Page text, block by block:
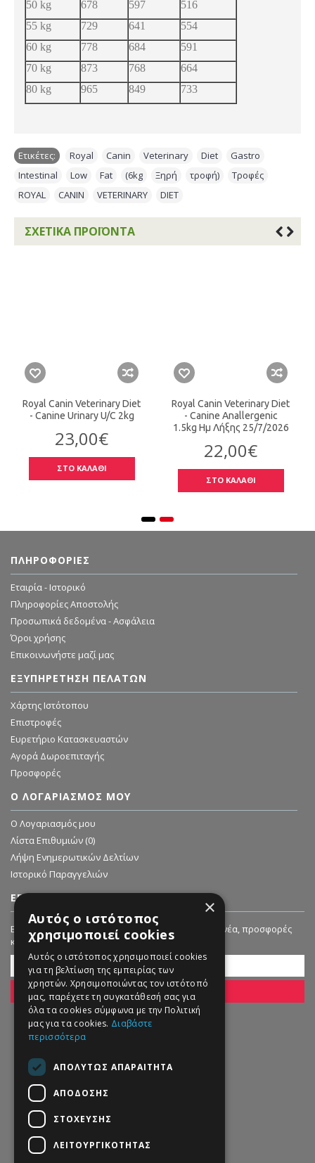
50 kg
678 597
516
55 kg
729 641
554
60 kg
778 684
591
70 kg
873 768
664
80 kg
965 849 733
Ετικέτες: Royal Canin Veterinary Diet Gastro
Intestinal
Low Fat (6kg Ξηρή τροφή) Τροφές
ROYAL
CANIN VETERINARY DIET
ΣΧΕΤΙΚΆ ΠΡΟΪΌΝΤΑ
Royal Canin Veterinary Diet
- Canine Urinary U/C 2kg
23,00€
ΣΤΟ ΚΑΛΑΘΙ
Royal Canin Veterinary Diet
- Canine Anallergenic
1.5kg Ημ Λήξης 25/7/2026
22,00€
ΣΤΟ ΚΑΛΑΘΙ
ΠΛΗΡΟΦΟΡΊΕΣ
Εταιρία - Ιστορικό
Πληροφορίες Αποστολής
Προσωπικά δεδομένα - Ασφάλεια
Όροι χρήσης
Επικοινωνήστε μαζί μας
ΕΞΥΠΗΡΈΤΗΣΗ ΠΕΛΑΤΏΝ
Χάρτης Ιστότοπου
Επιστροφές
Ευρετήριο Κατασκευαστών
Αγορά Δωροεπιταγής
Προσφορές
Ο ΛΟΓΑΡΙΑΣΜΌΣ ΜΟΥ
O Λογαριασμός μου
Λίστα Επιθυμιών (0)
Λήψη Ενημερωτικών Δελτίων
Ιστορικό Παραγγελιών
ΕΓΓΡΑΦΗ ΣΤΟ NEWSLETTER
Εγγραφείτε στο Newsletter μας για να λαμβάνετε νέα, προσφορές
και εκπτώσεις!
ΕΓΓΡΑΦΗ
×
Αυτός ο ιστότοπος
χρησιμοποιεί cookies
Αυτός ο ιστότοπος χρησιμοποιεί cookies
για τη βελτίωση της εμπειρίας των
χρηστών. Χρησιμοποιώντας τον ιστότοπό
μας, παρέχετε τη συγκατάθεσή σας για
όλα τα cookies σύμφωνα με την Πολιτική
μας για τα cookies. Διαβάστε
περισσότερα
ΑΠΟΛΎΤΩΣ ΑΠΑΡΑΊΤΗΤΑ
ΑΠΌΔΟΣΗΣ
ΣΤΌΧΕΥΣΗΣ
ΛΕΙΤΟΥΡΓΙΚΌΤΗΤΑΣ